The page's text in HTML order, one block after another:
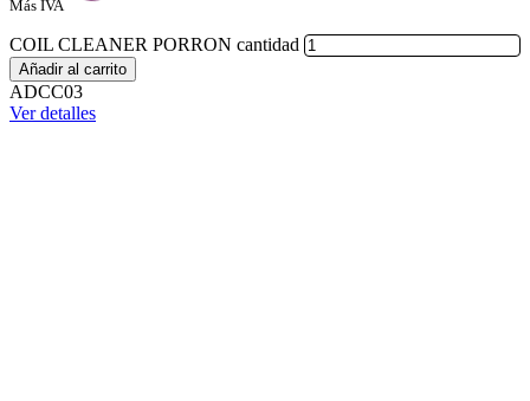
Más IVA
COIL CLEANER PORRON cantidad
Añadir al carrito
ADCC03
Ver detalles